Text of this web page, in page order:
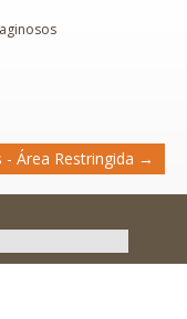
- Área Restringida →